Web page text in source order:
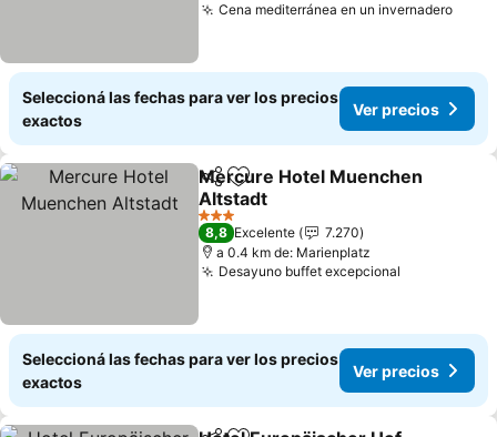
Cena mediterránea en un invernadero
Seleccioná las fechas para ver los precios
exactos
Ver precios
CompartirAñadir a favoritos
Mercure Hotel Muenchen
Altstadt
3 Estrellas
8,8 Excelente
7.270
a 0.4 km de: Marienplatz
Desayuno buffet excepcional
Seleccioná las fechas para ver los precios
exactos
Ver precios